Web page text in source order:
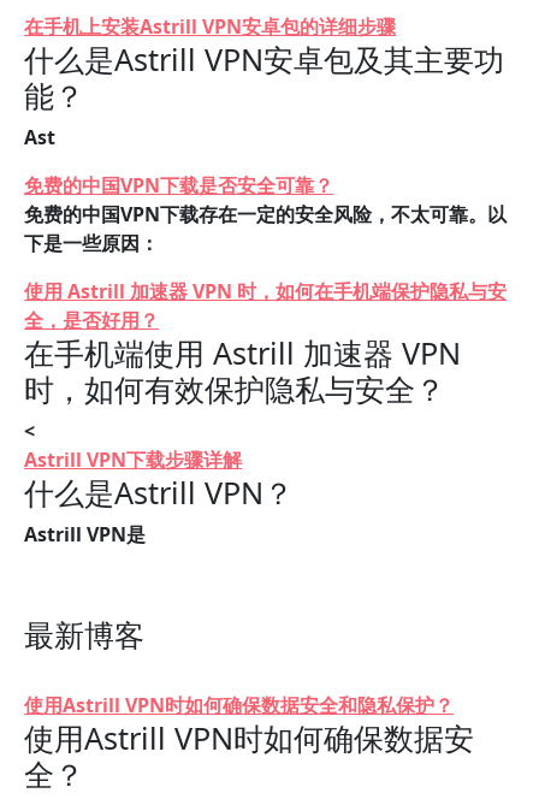
在手机上安装Astrill VPN安卓包的详细步骤
什么是Astrill VPN安卓包及其主要功
能？
Ast
免费的中国VPN下载是否安全可靠？
免费的中国VPN下载存在一定的安全风险，不太可靠。以
下是一些原因：
使用 Astrill 加速器 VPN 时，如何在手机端保护隐私与安
全，是否好用？
在手机端使用 Astrill 加速器 VPN
时，如何有效保护隐私与安全？
<
Astrill VPN下载步骤详解
什么是Astrill VPN？
Astrill VPN是
最新博客
使用Astrill VPN时如何确保数据安全和隐私保护？
使用Astrill VPN时如何确保数据安
全？